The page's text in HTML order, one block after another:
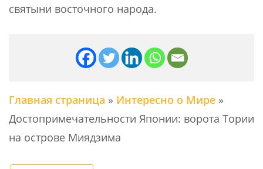
святыни восточного народа.
Главная страница » Интересно о Мире »
Достопримечательности Японии: ворота Тории
на острове Миядзима